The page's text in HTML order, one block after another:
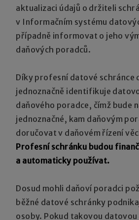
aktualizaci údajů o držiteli
v Informačním systému
případně informovat o jeho
daňových poradců.
Díky profesní datové schránce
jednoznačně identifikuje
daňového poradce, čímž bude
jednoznačné, kam daňovým
doručovat v daňovém řízení
Profesní schránku budou
a automaticky používat.
Dosud mohli daňoví poradci
běžné datové schránky
osoby. Pokud takovou datovou